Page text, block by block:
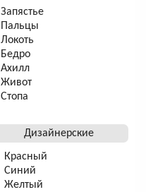
Запястье
Пальцы
Локоть
Бедро
Ахилл
Живот
Стопа
Дизайнерские
Красный
Синий
Желтый